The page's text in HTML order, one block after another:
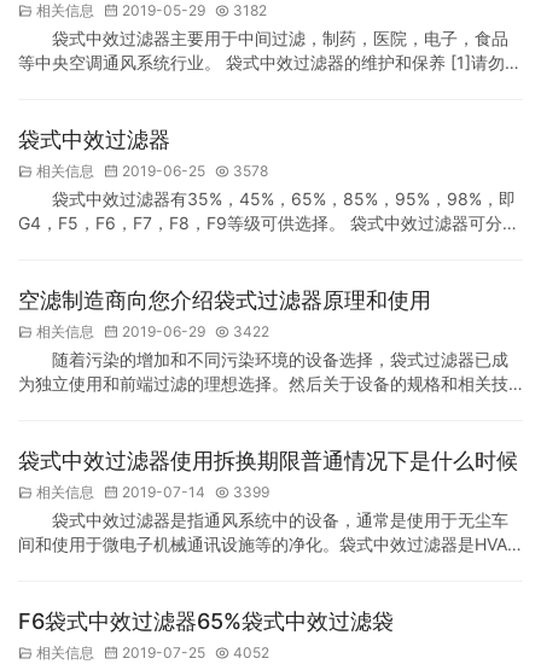
十~九十九个百分…
相关信息 2019-05-29 3182
袋式中效过滤器主要用于中间过滤，制药，医院，电子，食品
等中央空调通风系统行业。 袋式中效过滤器的维护和保养 [1]请勿在
是否紧闭，检查压力表，确定内部压力为0，过滤器应与管道系统分
开盖子。 [3]检查密封型密封圈和过滤机…
袋式中效过滤器
相关信息 2019-06-25 3578
袋式中效过滤器有35%，45%，65%，85%，95%，98%，即
G4，F5，F6，F7，F8，F9等级可供选择。 袋式中效过滤器可分
匀分布在袋子宽度上的垫片，防止滤袋在受到风压时过度膨胀和相
具有良好的气体。密度和粘接强度，无…
空滤制造商向您介绍袋式过滤器原理和使用
相关信息 2019-06-29 3422
随着污染的增加和不同污染环境的设备选择，袋式过滤器已成
为独立使用和前端过滤的理想选择。然后关于设备的规格和相关技
时，空气中被污染的颗粒被离心力分离，并且气流通过的时间将发
染颗粒将粘附在油膜上并再次分离以获得二次净化。 二，…
袋式中效过滤器使用拆换期限普通情况下是什么时候
相关信息 2019-07-14 3399
袋式中效过滤器是指通风系统中的设备，通常是使用于无尘车
间和使用于微电子机械通讯设施等的净化。袋式中效过滤器是HVAC
成过滤器通过风量减低，或者过滤器某些部位被穿透，因而，当过
滤器，要清楚明白袋式中效过滤器使用拆换期限普通…
F6袋式中效过滤器65%袋式中效过滤袋
相关信息 2019-07-25 4052